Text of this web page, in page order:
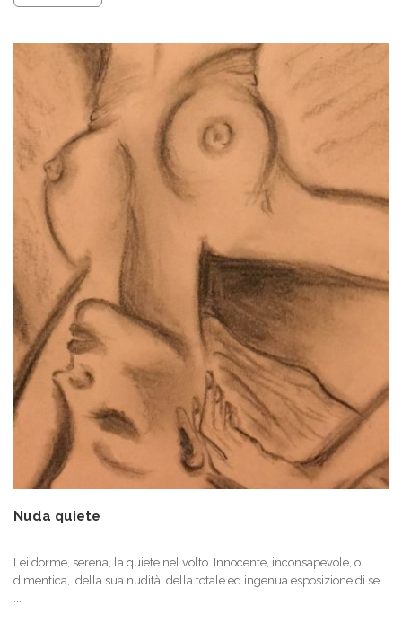
Nuda quiete
Lei dorme, serena, la quiete nel volto. Innocente, inconsapevole, o
dimentica, della sua nudità, della totale ed ingenua esposizione di se
...